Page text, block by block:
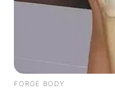
FORGE BODY